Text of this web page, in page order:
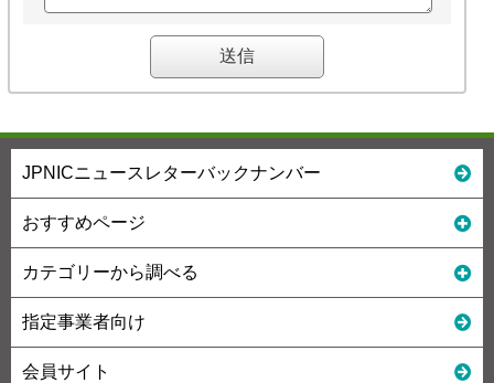
JPNICニュースレターバックナンバー
おすすめページ
カテゴリーから調べる
指定事業者向け
会員サイト